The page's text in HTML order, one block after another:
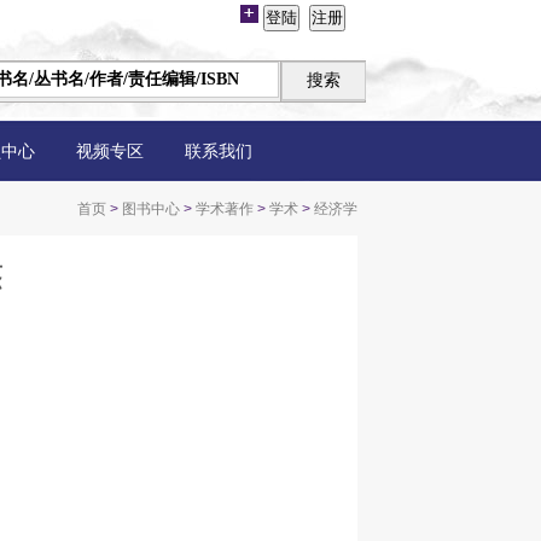
心 视频专区 联系我们
首页 > 图书中心 > 学术著作 > 学术 > 经济学